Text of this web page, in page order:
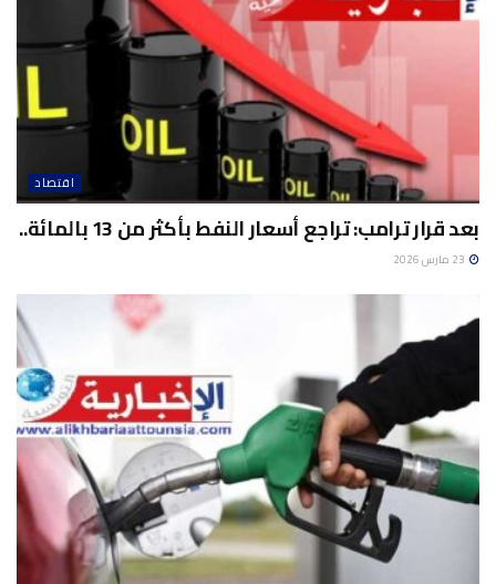
اقتصاد
بعد قرار ترامب: تراجع أسعار النفط بأكثر من 13 ​بالمائة..